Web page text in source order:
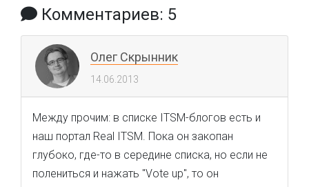
Комментариев: 5
Олег Скрынник
14.06.2013
Между прочим: в списке ITSM-блогов есть и
наш портал Real ITSM. Пока он закопан
глубоко, где-то в середине списка, но если не
полениться и нажать "Vote up", то он